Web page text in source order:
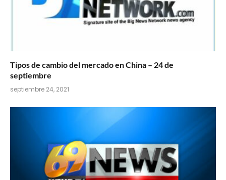
Tipos de cambio del mercado en China – 24 de
septiembre
septiembre 24, 2021